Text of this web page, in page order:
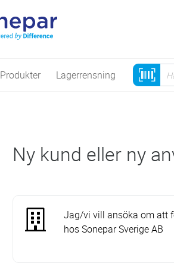
Produkter Lagerrensning
Ny kund eller ny
Jag/vi vill ansöka om att
hos Sonepar Sverige AB